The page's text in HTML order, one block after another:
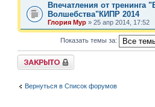
Впечатления от тренинга
Волшебства"КИПР 2014
Глория Мур » 25 апр 2014, 17:52
Показать темы за:
Форум закрыт
Вернуться в Список форумов